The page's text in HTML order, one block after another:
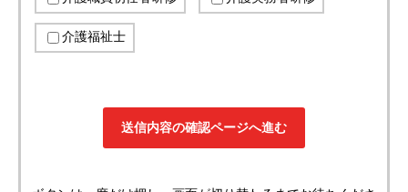
介護職員初任者研修 介護実務者研修
介護福祉士
送信内容の確認ページへ進む